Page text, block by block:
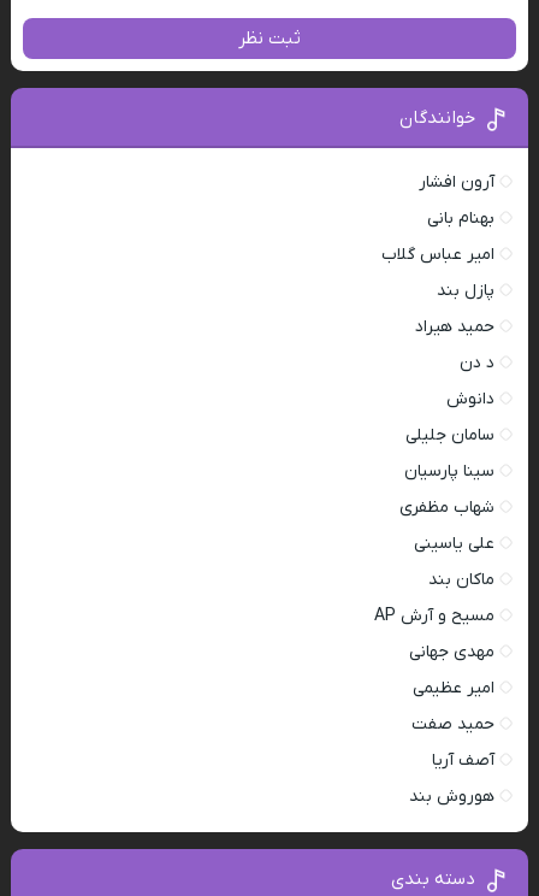
ثبت نظر
خوانندگان
آرون افشار
بهنام بانی
امیر عباس گلاب
پازل بند
حمید هیراد
د دن
دانوش
سامان جلیلی
سینا پارسیان
شهاب مظفری
علی یاسینی
ماکان بند
مسیح و آرش AP
مهدی جهانی
امیر عظیمی
حمید صفت
آصف آریا
هوروش بند
دسته بندی